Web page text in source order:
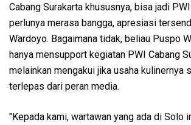
Cabang Surakarta khususnya, bisa jadi
perlunya merasa bangga, apresiasi
Wardoyo. Bagaimana tidak, beliau Puspo
hanya mensupport kegiatan PWI Cabang
melainkan mengakui jika usaha kulinernya
terlepas dari peran media.
"Kepada kami, wartawan yang ada di Solo